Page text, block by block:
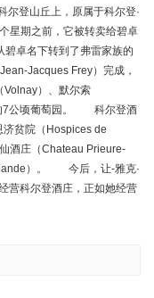
尔登山丘上，原属于科尔登·
星期之前，它被转卖给碧卓
卓名下转到了弗雷家族的
Jacques Frey）完成，
Volnay）、默尔索
的7公顷葡萄园。 科尔登酒
济贫院（Hospices de
酒庄（Chateau Prieure-
）。 今后，让-雅克·
营科尔登酒庄，正如她经营